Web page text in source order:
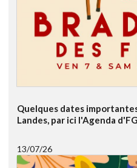
Quelques dates
Landes, par ici l'Agenda
13/07/26